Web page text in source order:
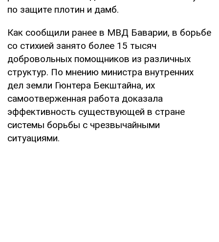
по защите плотин и дамб.
Как сообщили ранее в МВД Баварии, в борьбе
со стихией занято более 15 тысяч
добровольных помощников из различных
структур. По мнению министра внутренних
дел земли Гюнтера Бекштайна, их
самоотверженная работа доказала
эффективность существующей в стране
системы борьбы с чрезвычайными
ситуациями.